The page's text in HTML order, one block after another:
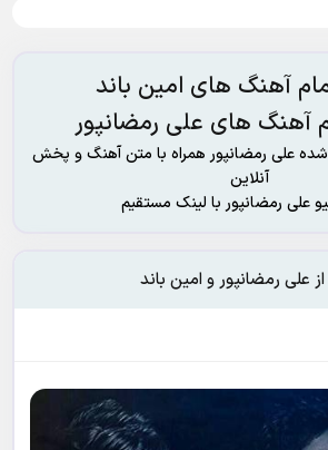
آهنگ های امین باند
های علی رمضانپور
علی رمضانپور همراه با متن آهنگ و پخش
آنلاین
علی رمضانپور با لینک مستقیم
علی رمضانپور و امین باند